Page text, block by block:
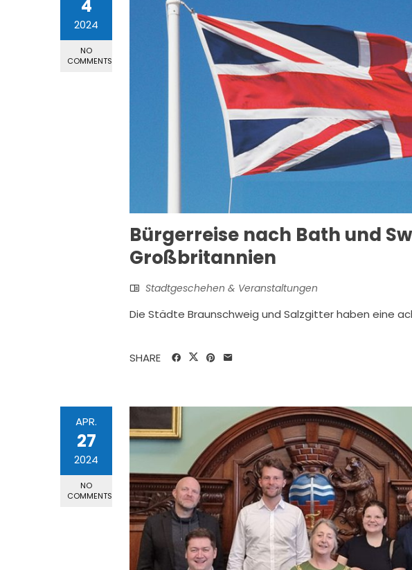
4
2024
NO
COMMENTS
Bürgerreise nach Bath und
Großbritannien
Stadtgeschehen & Veranstaltungen
Die Städte Braunschweig und Salzgitter haben eine
SHARE
APR.
27
2024
NO
COMMENTS